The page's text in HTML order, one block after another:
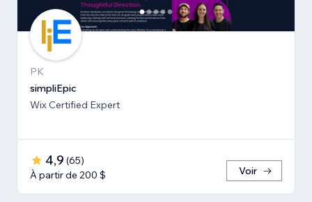
PK
simpliEpic
Wix Certified Expert
4,9 (65)
À partir de 200 $
Voir